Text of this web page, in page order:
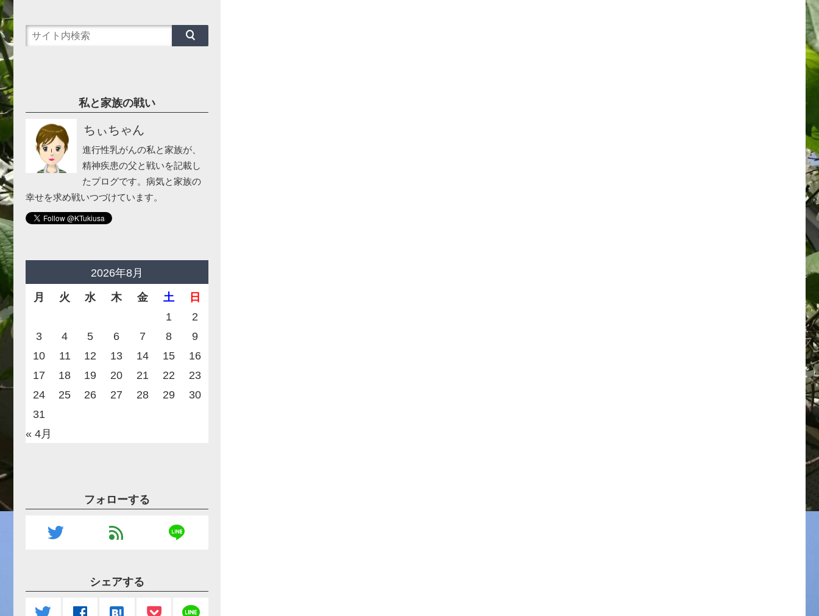
私と家族の戦い
ちぃちゃん
進行性乳がんの私と家族が、
精神疾患の父と戦いを記載し
たプログです。病気と家族の
幸せを求め戦いつづけています。
2026年8月
月
火 水 木 金 土
日
1
2
3
4 5 6 7 8
9
10
11 12 13 14 15
16
17
18 19 20 21 22
23
24
25 26 27 28 29
30
31
« 4月
フォローする
twitter feed line
シェアする